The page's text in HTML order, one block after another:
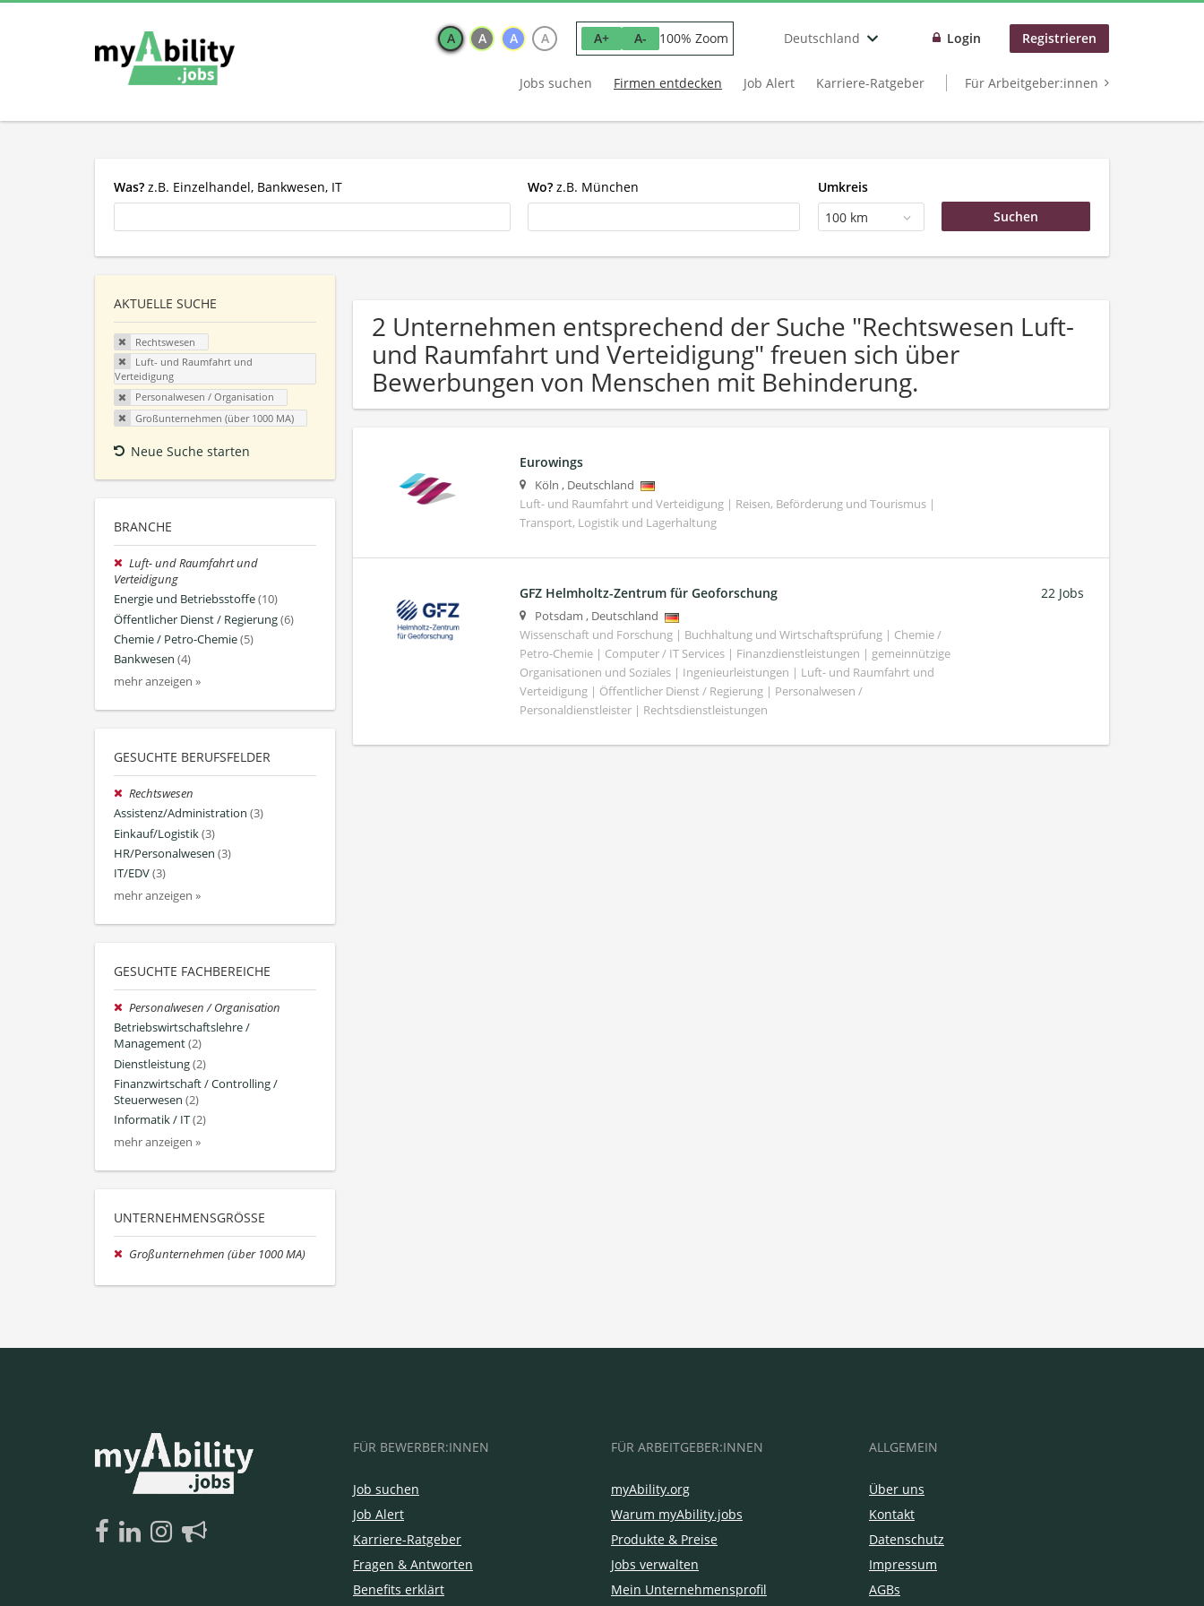
A A A A A+ A- 100% Zoom Deutschland Login Registrieren
Jobs suchen Firmen entdecken Job Alert Karriere-Ratgeber Für Arbeitgeber:innen
Was? z.B. Einzelhandel, Bankwesen, IT Wo? z.B. München
Umkreis
100 km
AKTUELLE SUCHE
Rechtswesen
Luft- und Raumfahrt und
Verteidigung
Personalwesen / Organisation
Großunternehmen (über 1000 MA)
Neue Suche starten
BRANCHE
Luft- und Raumfahrt und
Verteidigung
Energie und Betriebsstoffe(10)
Öffentlicher Dienst / Regierung(6)
Chemie / Petro-Chemie(5)
Bankwesen (4)
mehr anzeigen »
GESUCHTE BERUFSFELDER
Rechtswesen
Assistenz/Administration (3)
Einkauf/Logistik(3)
HR/Personalwesen (3)
IT/EDV(3)
mehr anzeigen »
GESUCHTE FACHBEREICHE
Personalwesen / Organisation
Betriebswirtschaftslehre /
Management(2)
Dienstleistung(2)
Finanzwirtschaft / Controlling /
Steuerwesen (2)
Informatik / IT(2)
mehr anzeigen »
UNTERNEHMENSGRÖSSE
Großunternehmen (über 1000 MA)
2 Unternehmen entsprechend der Suche "Rechtswesen Luft-
und Raumfahrt und Verteidigung" freuen sich über
Bewerbungen von Menschen mit Behinderung.
Eurowings
Köln , Deutschland
Luft- und Raumfahrt und Verteidigung | Reisen, Beförderung und Tourismus |
Transport, Logistik und Lagerhaltung
GFZ Helmholtz-Zentrum für Geoforschung
Potsdam , Deutschland
Wissenschaft und Forschung | Buchhaltung und Wirtschaftsprüfung | Chemie /
Petro-Chemie | Computer / IT Services | Finanzdienstleistungen | gemeinnützige
Organisationen und Soziales | Ingenieurleistungen | Luft- und Raumfahrt und
Verteidigung | Öffentlicher Dienst / Regierung | Personalwesen /
Personaldienstleister | Rechtsdienstleistungen
22 Jobs
FÜR BEWERBER:INNEN
Job suchen
Job Alert
Karriere-Ratgeber
Fragen & Antworten
Benefits erklärt
FÜR ARBEITGEBER:INNEN
myAbility.org
Warum myAbility.jobs
Produkte & Preise
Jobs verwalten
Mein Unternehmensprofil
ALLGEMEIN
Über uns
Kontakt
Datenschutz
Impressum
AGBs